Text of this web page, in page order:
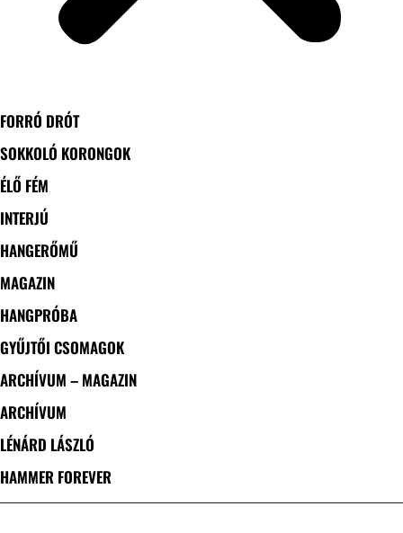
FORRÓ DRÓT
SOKKOLÓ KORONGOK
ÉLŐ FÉM
INTERJÚ
HANGERŐMŰ
MAGAZIN
HANGPRÓBA
GYŰJTŐI CSOMAGOK
ARCHÍVUM – MAGAZIN
ARCHÍVUM
LÉNÁRD LÁSZLÓ
HAMMER FOREVER